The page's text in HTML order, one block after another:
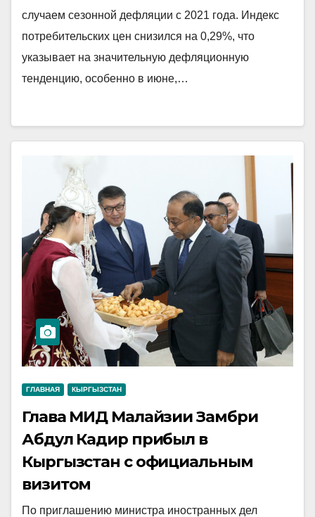
случаем сезонной дефляции с 2021 года. Индекс
потребительских цен снизился на 0,29%, что
указывает на значительную дефляционную
тенденцию, особенно в июне,…
ГЛАВНАЯ КЫРГЫЗСТАН
Глава МИД Малайзии Замбри
Абдул Кадир прибыл в
Кыргызстан с официальным
визитом
По приглашению министра иностранных дел